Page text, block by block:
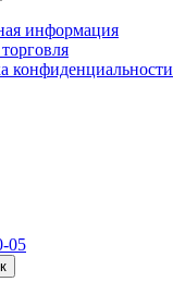
информация
конфиденциальности
05